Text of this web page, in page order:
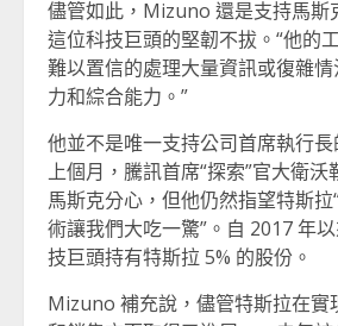
儘管如此，Mizuno 還是支持馬斯
這位科技巨頭的堅韌不拔。“他的
難以置信的處理大量資訊或復雜
力和綜合能力。”
他並不是唯一支持公司首席執行長
上個月，騰訊首席“探索”官大衛
馬斯克分心，但他仍然指望特斯
術讓我們大吃一驚”。自 2017 年
技巨頭持有特斯拉 5% 的股份。
Mizuno 補充說，儘管特斯拉在實